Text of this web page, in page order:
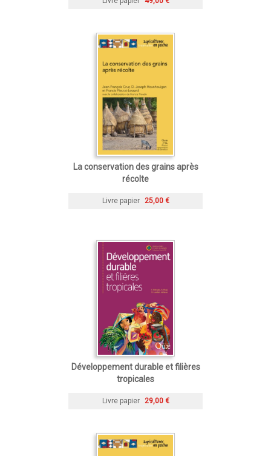
La conservation des grains après
récolte
Livre papier 25,00 €
Développement durable et filières
tropicales
Livre papier 29,00 €